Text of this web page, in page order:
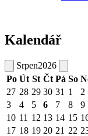
Kalendář
Srpen2026
Po Út St Čt Pá So
27 28 29 30 31 1
2
3
4 5 6 7 8
9
10 11 12 13 14 15
17 18 19 20 21 22